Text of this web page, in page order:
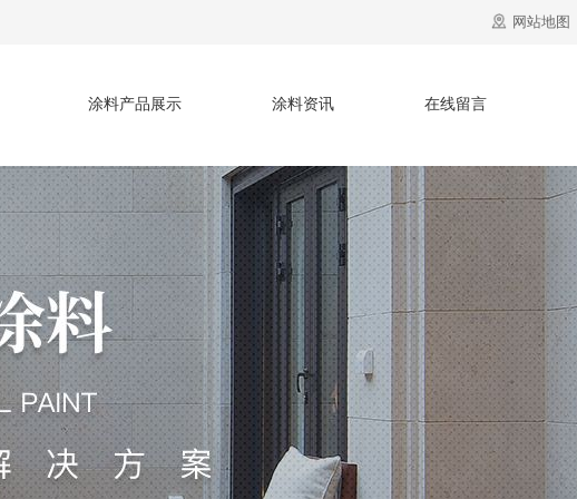
网站地图
涂料产品展示 涂料资讯 在线留言